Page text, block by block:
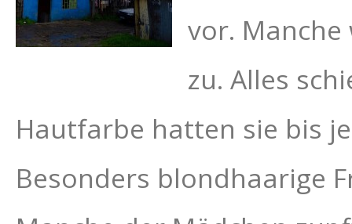
vor.
zu. Alles
Hautfarbe hatten sie bis
Besonders blondhaarige